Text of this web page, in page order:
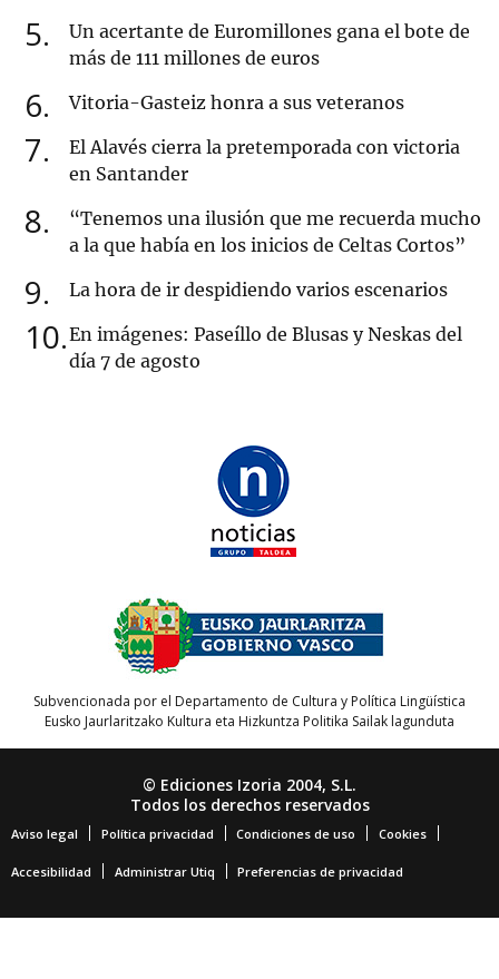
5
Un acertante de Euromillones gana el bote de
más de 111 millones de euros
6 Vitoria-Gasteiz honra a sus veteranos
7
El Alavés cierra la pretemporada con victoria
en Santander
8
“Tenemos una ilusión que me recuerda mucho
a la que había en los inicios de Celtas Cortos”
9 La hora de ir despidiendo varios escenarios
10 En imágenes: Paseíllo de Blusas y Neskas del
día 7 de agosto
Subvencionada por el Departamento de Cultura y Política Lingüística
Eusko Jaurlaritzako Kultura eta Hizkuntza Politika Sailak lagunduta
© Ediciones Izoria 2004, S.L.
Todos los derechos reservados
Aviso legal Política privacidad Condiciones de uso Cookies
Accesibilidad Administrar Utiq Preferencias de privacidad